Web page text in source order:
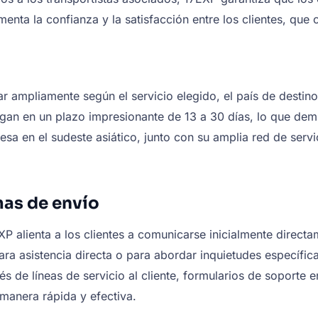
la confianza y la satisfacción entre los clientes, que
ampliamente según el servicio elegido, el país de
en un plazo impresionante de 13 a 30 días, lo que
en el sudeste asiático, junto con su amplia red de
de envío
alienta a los clientes a comunicarse inicialmente
asistencia directa o para abordar inquietudes
de líneas de servicio al cliente, formularios de soporte
rápida y efectiva.